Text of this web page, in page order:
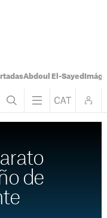
Abdoul El-Sayed
de